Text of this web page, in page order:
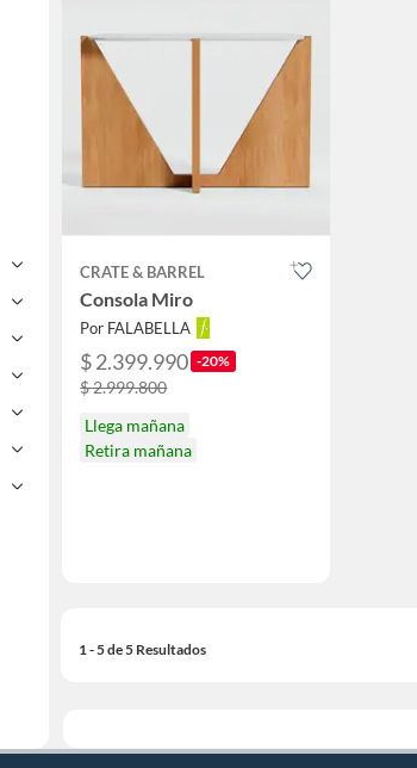
CRATE & BARREL
Consola Miro
Por FALABELLA
$ 2.399.990 -20%
$ 2.999.800
Llega mañana
Retira mañana
1 - 5 de 5 Resultados